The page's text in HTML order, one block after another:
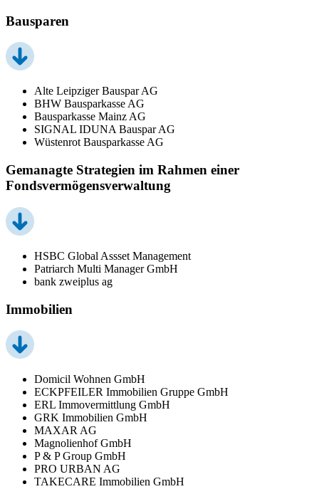
Bausparen
Alte Leipziger Bauspar AG
BHW Bausparkasse AG
Bausparkasse Mainz AG
SIGNAL IDUNA Bauspar AG
Wüstenrot Bausparkasse AG
Gemanagte Strategien im Rahmen einer
Fondsvermögensverwaltung
HSBC Global Assset Management
Patriarch Multi Manager GmbH
bank zweiplus ag
Immobilien
Domicil Wohnen GmbH
ECKPFEILER Immobilien Gruppe GmbH
ERL Immovermittlung GmbH
GRK Immobilien GmbH
MAXAR AG
Magnolienhof GmbH
P & P Group GmbH
PRO URBAN AG
TAKECARE Immobilien GmbH